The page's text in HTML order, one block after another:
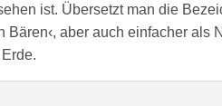
ist. Übersetzt man die
aber auch einfacher